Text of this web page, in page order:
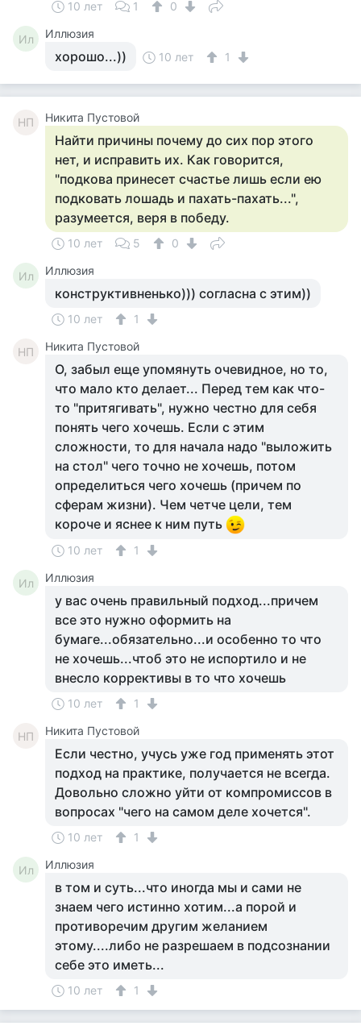
10 лет 1 0
Ил Иллюзия
хорошо...)) 10 лет 1
НП Никита Пустовой
Найти причины почему до сих пор этого
нет, и исправить их. Как говорится,
"подкова принесет счастье лишь если ею
подковать лошадь и пахать-пахать...",
разумеется, веря в победу.
10 лет 5 0
Ил Иллюзия
конструктивненько))) согласна с этим))
10 лет 1
НП Никита Пустовой
О, забыл еще упомянуть очевидное, но то,
что мало кто делает... Перед тем как что-
то "притягивать", нужно честно для себя
понять чего хочешь. Если с этим
сложности, то для начала надо "выложить
на стол" чего точно не хочешь, потом
определиться чего хочешь (причем по
сферам жизни). Чем четче цели, тем
короче и яснее к ним путь
10 лет 1
Ил Иллюзия
у вас очень правильный подход...причем
все это нужно оформить на
бумаге...обязательно...и особенно то что
не хочешь...чтоб это не испортило и не
внесло коррективы в то что хочешь
10 лет 1
НП Никита Пустовой
Если честно, учусь уже год применять этот
подход на практике, получается не всегда.
Довольно сложно уйти от компромиссов в
вопросах "чего на самом деле хочется".
10 лет 1
Ил Иллюзия
в том и суть...что иногда мы и сами не
знаем чего истинно хотим...а порой и
противоречим другим желанием
этому....либо не разрешаем в подсознании
себе это иметь...
10 лет 1